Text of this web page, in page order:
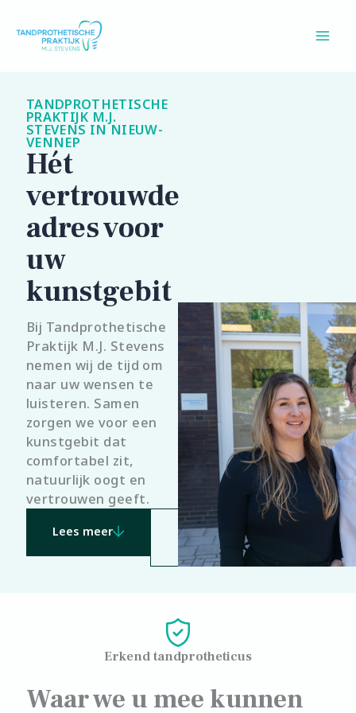
naar
TANDPROTHETISCHE
PRAKTIJK M.J.
STEVENS IN NIEUW-
VENNEP
Hét
vertrouwde
adres voor
uw
kunstgebit
Bij Tandprothetische
Praktijk M.J. Stevens
nemen wij de tijd om
naar uw wensen te
luisteren. Samen
zorgen we voor een
kunstgebit dat
comfortabel zit,
natuurlijk oogt en
vertrouwen geeft.
Lees meer Neem contact
op
Erkend tandprotheticus
Waar we u mee kunnen